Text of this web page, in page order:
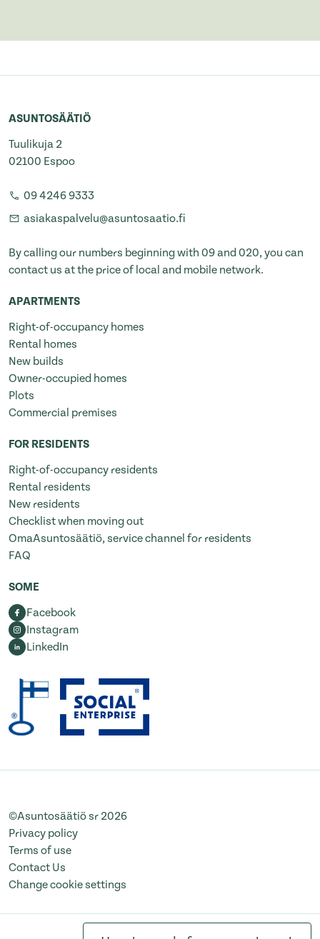
ASUNTOSÄÄTIÖ
Tuulikuja 2
02100 Espoo
09 4246 9333
asiakaspalvelu@asuntosaatio.fi
By calling our numbers beginning with 09 and 020, you can
contact us at the price of local and mobile network.
APARTMENTS
Right-of-occupancy homes
Rental homes
New builds
Owner-occupied homes
Plots
Commercial premises
FOR RESIDENTS
Right-of-occupancy residents
Rental residents
New residents
Checklist when moving out
OmaAsuntosäätiö, service channel for residents
FAQ
SOME
Facebook
Instagram
LinkedIn
©Asuntosäätiö sr 2026
Privacy policy
Terms of use
Contact Us
Change cookie settings